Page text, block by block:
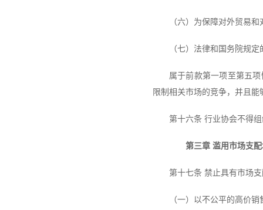
（六）为保障对外贸易
（七）法律和国务院规
属于前款第一项至第五
限制相关市场的竞争，并且
第十六条 行业协会不得
第三章 滥用市场支配
第十七条 禁止具有市场
（一）以不公平的高价